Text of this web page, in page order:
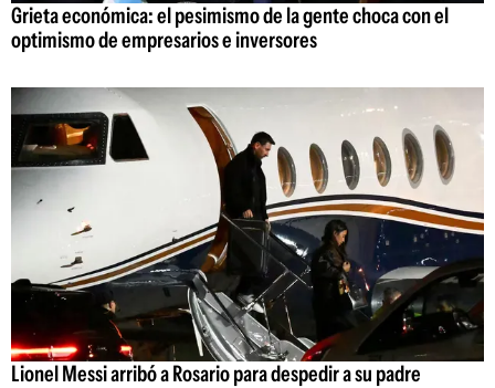
Grieta económica: el pesimismo de la gente choca con el
optimismo de empresarios e inversores
Lionel Messi arribó a Rosario para despedir a su padre